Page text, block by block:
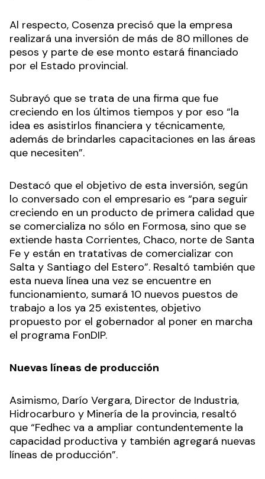
Al respecto, Cosenza precisó que la empresa
realizará una inversión de más de 80 millones de
pesos y parte de ese monto estará financiado
por el Estado provincial.
Subrayó que se trata de una firma que fue
creciendo en los últimos tiempos y por eso “la
idea es asistirlos financiera y técnicamente,
además de brindarles capacitaciones en las áreas
que necesiten”.
Destacó que el objetivo de esta inversión, según
lo conversado con el empresario es “para seguir
creciendo en un producto de primera calidad que
se comercializa no sólo en Formosa, sino que se
extiende hasta Corrientes, Chaco, norte de Santa
Fe y están en tratativas de comercializar con
Salta y Santiago del Estero”. Resaltó también que
esta nueva línea una vez se encuentre en
funcionamiento, sumará 10 nuevos puestos de
trabajo a los ya 25 existentes, objetivo
propuesto por el gobernador al poner en marcha
el programa FonDIP.
Nuevas líneas de producción
Asimismo, Darío Vergara, Director de Industria,
Hidrocarburo y Minería de la provincia, resaltó
que “Fedhec va a ampliar contundentemente la
capacidad productiva y también agregará nuevas
líneas de producción”.